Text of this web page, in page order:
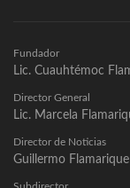
Fundador
Lic. Cuauhtémoc
Director General
Lic. Marcela
Director de Noticias
Guillermo